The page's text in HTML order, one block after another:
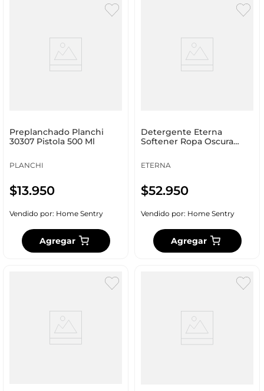
Preplanchado Planchi
30307 Pistola 500 Ml
PLANCHI
$13.950
Vendido por: Home Sentry
Agregar
Detergente Eterna
Softener Ropa Oscura
ETERNA
$52.950
Vendido por: Home Sentry
Agregar